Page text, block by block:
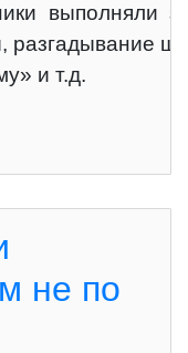
выполняли
и т.д.
не по